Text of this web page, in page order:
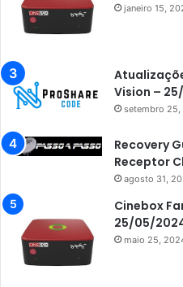
janeiro 15,
Vision –
setembro 25,
Recovery
Receptor
agosto 31,
Cinebox
25/05/
maio 25,